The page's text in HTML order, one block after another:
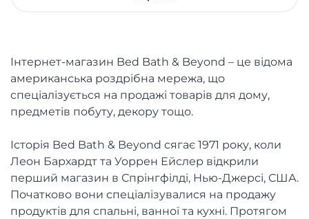
Інтернет-магазин Bed Bath & Beyond – це відома
американська роздрібна мережа, що
спеціалізується на продажі товарів для дому,
предметів побуту, декору тощо.
Історія Bed Bath & Beyond сягає 1971 року, коли
Леон Бархардт та Уоррен Ейслер відкрили
перший магазин в Спрінгфілді, Нью-Джерсі, США.
Початково вони спеціалізувалися на продажу
продуктів для спальні, ванної та кухні. Протягом